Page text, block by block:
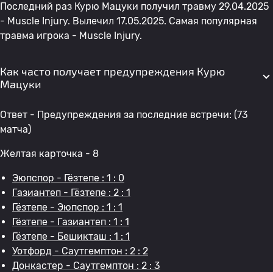
Последний раз Курю Мацуки получил травму 29.04.2025
- Muscle Injury. Вылечил 17.05.2025. Самая популярная
травма игрока - Muscle Injury.
Как часто получает предупреждения Курю
Мацуки
Ответ - Предупреждения за последние встречи: (73
матча)
Желтая карточка - 8
Эюпспор - Гёзтепе : 1 : 0
Газиантеп - Гёзтепе : 2 : 1
Гёзтепе - Эюпспор : 1 : 1
Гёзтепе - Газиантеп : 1 : 1
Гёзтепе - Бешикташ : 1 : 1
Уотфорд - Саутгемптон : 2 : 2
Донкастер - Саутгемптон : 2 : 3